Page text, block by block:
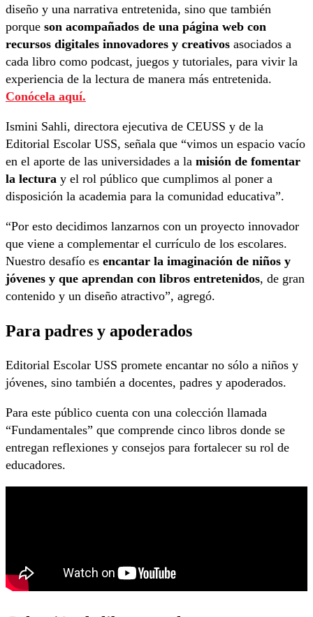
diseño y una narrativa entretenida, sino que también
porque son acompañados de una página web con
recursos digitales innovadores y creativos asociados a
cada libro como podcast, juegos y tutoriales, para vivir la
experiencia de la lectura de manera más entretenida.
Conócela aquí.
Ismini Sahli, directora ejecutiva de CEUSS y de la
Editorial Escolar USS, señala que “vimos un espacio vacío
en el aporte de las universidades a la misión de fomentar
la lectura y el rol público que cumplimos al poner a
disposición la academia para la comunidad educativa”.
“Por esto decidimos lanzarnos con un proyecto innovador
que viene a complementar el currículo de los escolares.
Nuestro desafío es encantar la imaginación de niños y
jóvenes y que aprendan con libros entretenidos, de gran
contenido y un diseño atractivo”, agregó.
Para padres y apoderados
Editorial Escolar USS promete encantar no sólo a niños y
jóvenes, sino también a docentes, padres y apoderados.
Para este público cuenta con una colección llamada
“Fundamentales” que comprende cinco libros donde se
entregan reflexiones y consejos para fortalecer su rol de
educadores.